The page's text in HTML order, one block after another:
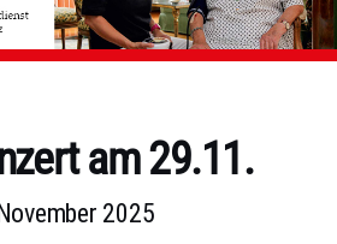
am 29.11.
2025